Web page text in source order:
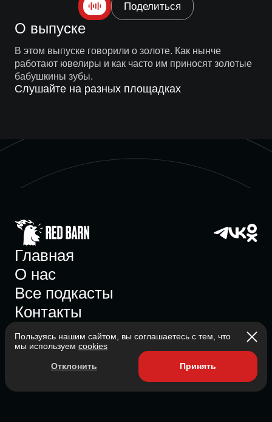
Поделиться
О выпуске
В этом выпуске говорили о золоте. Как нынче
работают ювелиры и как часто им приносят золотые
бабушкины зубы.
Слушайте на разных площадках
Главная
О нас
Все подкасты
Контакты
Состоит в ассоциации с 2023
Пользуясь нашим сайтом, вы соглашаетесь с тем, что
мы используем cookies
Отклонить Принять